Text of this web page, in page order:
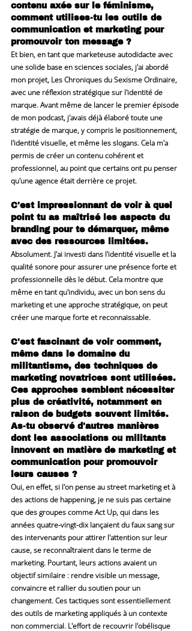
contenu axée sur le féminisme,
comment utilises-tu les outils de
communication et marketing pour
promouvoir ton message ?
Et bien, en tant que marketeuse autodidacte avec
une solide base en sciences sociales, j'ai abordé
mon projet, Les Chroniques du Sexisme Ordinaire,
avec une réflexion stratégique sur l'identité de
marque. Avant même de lancer le premier épisode
de mon podcast, j'avais déjà élaboré toute une
stratégie de marque, y compris le positionnement,
l'identité visuelle, et même les slogans. Cela m'a
permis de créer un contenu cohérent et
professionnel, au point que certains ont pu penser
qu'une agence était derrière ce projet.
C'est impressionnant de voir à quel
point tu as maîtrisé les aspects du
branding pour te démarquer, même
avec des ressources limitées.
Absolument. J'ai investi dans l'identité visuelle et la
qualité sonore pour assurer une présence forte et
professionnelle dès le début. Cela montre que
même en tant qu'individu, avec un bon sens du
marketing et une approche stratégique, on peut
créer une marque forte et reconnaissable.
C'est fascinant de voir comment,
même dans le domaine du
militantisme, des techniques de
marketing novatrices sont utilisées.
Ces approches semblent nécessiter
plus de créativité, notamment en
raison de budgets souvent limités.
As-tu observé d'autres manières
dont les associations ou militants
innovent en matière de marketing et
communication pour promouvoir
leurs causes ?
Oui, en effet, si l'on pense au street marketing et à
des actions de happening, je ne suis pas certaine
que des groupes comme Act Up, qui dans les
années quatre-vingt-dix lançaient du faux sang sur
des intervenants pour attirer l'attention sur leur
cause, se reconnaîtraient dans le terme de
marketing. Pourtant, leurs actions avaient un
objectif similaire : rendre visible un message,
convaincre et rallier du soutien pour un
changement. Ces tactiques sont essentiellement
des outils de marketing appliqués à un contexte
non commercial. L'effort de recouvrir l'obélisque